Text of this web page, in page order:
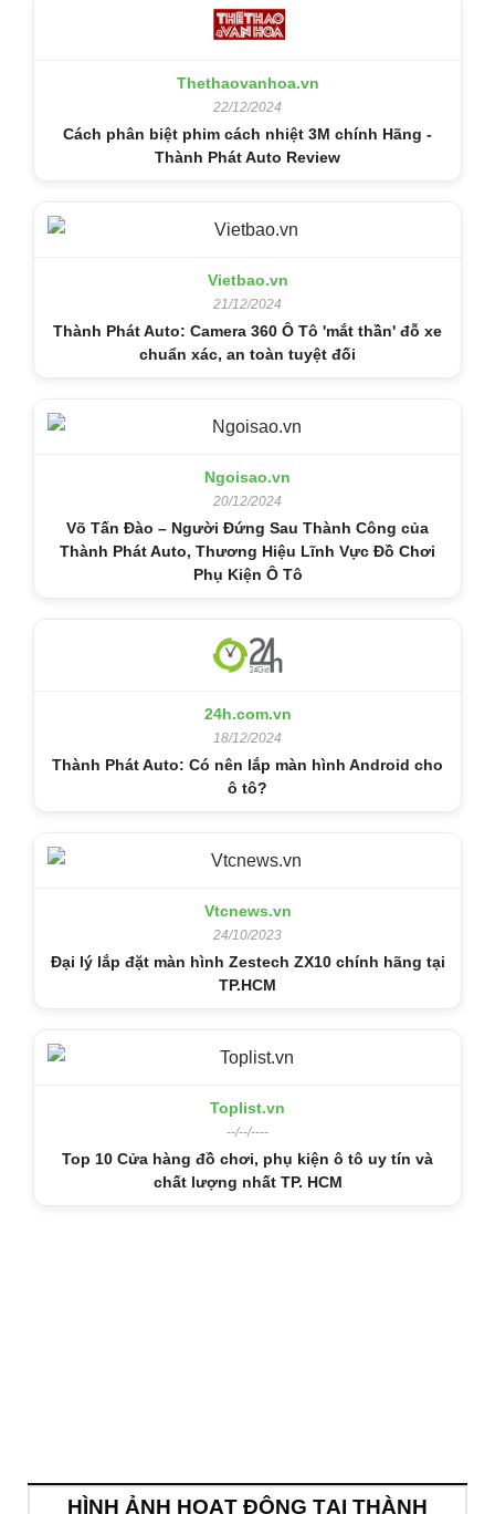
Thethaovanhoa.vn
22/12/2024
Cách phân biệt phim cách nhiệt 3M chính Hãng -
Thành Phát Auto Review
Vietbao.vn
21/12/2024
Thành Phát Auto: Camera 360 Ô Tô 'mắt thần' đỗ xe
chuẩn xác, an toàn tuyệt đối
Ngoisao.vn
20/12/2024
Võ Tấn Đào – Người Đứng Sau Thành Công của
Thành Phát Auto, Thương Hiệu Lĩnh Vực Đồ Chơi
Phụ Kiện Ô Tô
24h.com.vn
18/12/2024
Thành Phát Auto: Có nên lắp màn hình Android cho
ô tô?
Vtcnews.vn
24/10/2023
Đại lý lắp đặt màn hình Zestech ZX10 chính hãng tại
TP.HCM
Toplist.vn
--/--/----
Top 10 Cửa hàng đồ chơi, phụ kiện ô tô uy tín và
chất lượng nhất TP. HCM
HÌNH ẢNH HOẠT ĐỘNG TẠI THÀNH